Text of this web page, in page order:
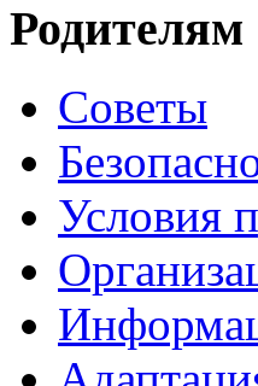
Родителям
Советы
Условия